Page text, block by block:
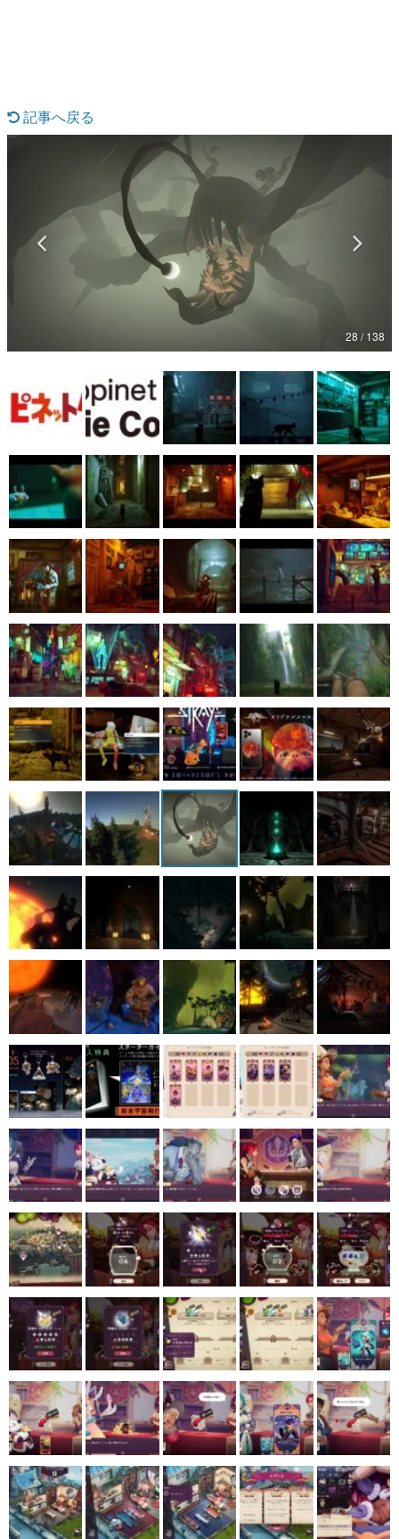
なんでゲームは面白い？
ゲーム開発者・hamatsu氏がゲームの魅力を画面や操作の
具体的な形から解き明かしていく、硬派で骨太な評論連載
です。
ゲームが変えた日本語
「経験値」「裏技」「ラスボス」… ゲームにまつわる言葉
の起源や用法の変遷を、コンピューター文化史研究家・タ
イニーP氏が徹底調査。
カテゴリ
女性向け
アプリレビュー
その他
電ファミニコゲーマーとは？
運営：株式会社マレ
記事へ戻る
28 / 138